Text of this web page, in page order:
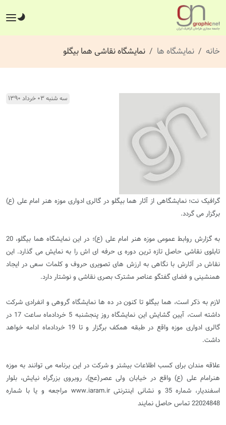
خانه نمایشگاه ها نمایشگاه نقاشی هما بیگلو
سه شنبه ۰۳ خرداد ۱۳۹۰
گرافیک نت؛ نمایشگاهی از آثار هما بیگلو در گالری ادواری موزه هنر امام علی (ع)
برگزار می گردد.
به گزارش روابط عمومی موزه هنر امام علی (ع)؛ در این نمایشگاه هما بیگلو، 20
تابلوی نقاشی حاصل تازه ترین دوره ی حرفه ای اش را به نمایش می گذارد. این
نقاش در آثارش با نگاهی به ارزش های تصویری حروف و کلمات سعی در ایجاد
همنشینی و فضای گفتگو عناصر مشترک بصری نقاشی و نوشتار دارد.
لازم به ذکر است، هما بیگلو تا کنون در ده ها نمایشگاه گروهی و انفرادی شرکت
داشته است، آیین گشایش این نمایشگاه روز پنجشنبه 5 خردادماه ساعت 17 در
گالری ادواری موزه واقع در طبقه همکف برگزار و تا 19 خردادماه ادامه خواهد
داشت.
علاقه مندان برای کسب اطلاعات بیشتر و شرکت در این برنامه می توانند به موزه
هنرامام علی (ع) واقع در خیابان ولی عصر(عج)، روبروی بزرگراه نیایش، بلوار
اسفندیار، شماره 35 و نشانی اینترنتی www.iaram.ir مراجعه و یا با شماره
22024848 تماس حاصل نمایند